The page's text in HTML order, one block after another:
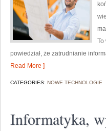
To
powiedział, że zatrudnianie
Read More ]
CATEGORIES: NOWE TECHNOLOGIE
Informatyka,